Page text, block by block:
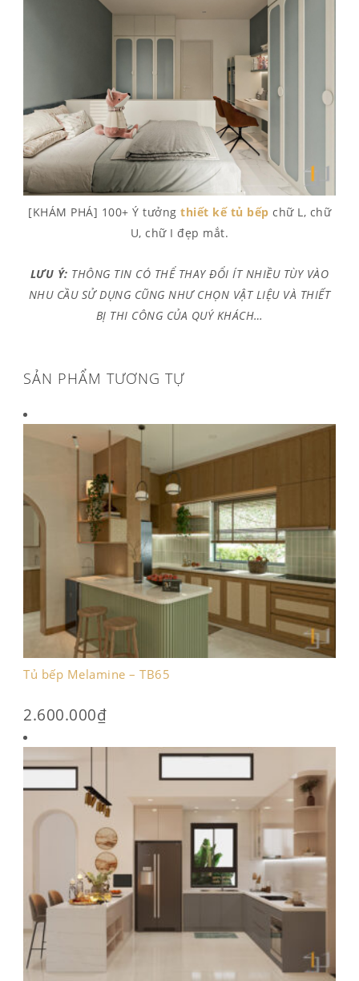
[KHÁM PHÁ] 100+ Ý tưởng thiết kế tủ bếp chữ L, chữ
U, chữ I đẹp mắt.
LƯU Ý: THÔNG TIN CÓ THỂ THAY ĐỔI ÍT NHIỀU TÙY VÀO
NHU CẦU SỬ DỤNG CŨNG NHƯ CHỌN VẬT LIỆU VÀ THIẾT
BỊ THI CÔNG CỦA QUÝ KHÁCH…
SẢN PHẨM TƯƠNG TỰ
Tủ bếp Melamine – TB65
2.600.000₫